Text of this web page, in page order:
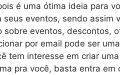
é uma ótima ideia para
seus eventos, sendo assim
sobre eventos, descontos,
por email pode ser
tem interesse em criar
pra você, basta entra